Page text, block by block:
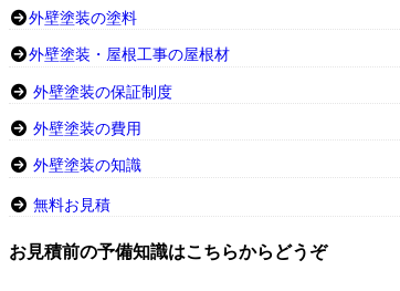
外壁塗装の塗料
外壁塗装・屋根工事の屋根材
外壁塗装の保証制度
外壁塗装の費用
外壁塗装の知識
無料お見積
お見積前の予備知識はこちらからどうぞ